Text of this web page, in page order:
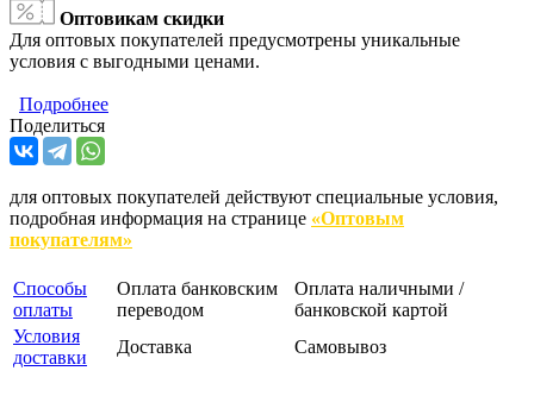
Оптовикам скидки
Для оптовых покупателей предусмотрены уникальные
условия с выгодными ценами.
Подробнее
Поделиться
для оптовых покупателей действуют специальные условия,
подробная информация на странице «Оптовым
покупателям»
Способы
оплаты
Оплата банковским
переводом
Оплата наличными /
банковской картой
Условия
доставки
Доставка Самовывоз